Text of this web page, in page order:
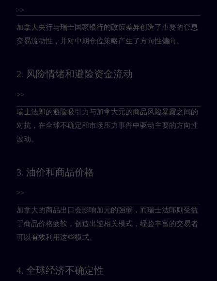
>>
加拿大央行与瑞士国家银行的政策差异创造了重要的套息
交易流动性，并对中期仓位策略产生了方向性偏向。
2. 风险情绪和避险资金流动
>>
瑞士法郎的避险吸引力与加拿大元的商品风险暴露之间的
对抗，在全球不确定和市场压力事件中驱动主要的方向性
波动。
3. 油价和商品价格
>>
加拿大的商品出口会影响加元的强弱，而瑞士法郎则受益
于商品价格疲软，创造出逆相关模式，经验丰富的交易者
可以有效利用这些模式。
4. 全球经济不确定性